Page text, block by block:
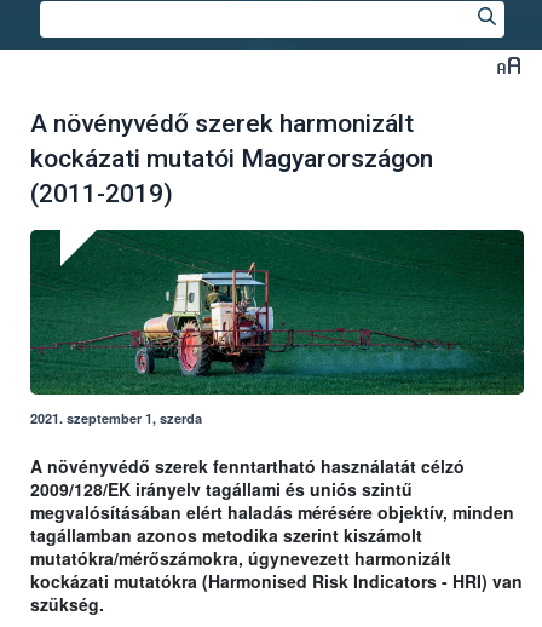
A növényvédő szerek harmonizált
kockázati mutatói Magyarországon
(2011-2019)
2021. szeptember 1, szerda
A növényvédő szerek fenntartható használatát célzó
2009/128/EK irányelv tagállami és uniós szintű
megvalósításában elért haladás mérésére objektív, minden
tagállamban azonos metodika szerint kiszámolt
mutatókra/mérőszámokra, úgynevezett harmonizált
kockázati mutatókra (Harmonised Risk Indicators - HRI) van
szükség.